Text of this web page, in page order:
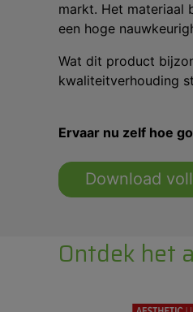
markt. Het materiaal
een hoge
Wat dit product
kwaliteitverhouding
Ervaar nu zelf hoe
Download
Ontdek het